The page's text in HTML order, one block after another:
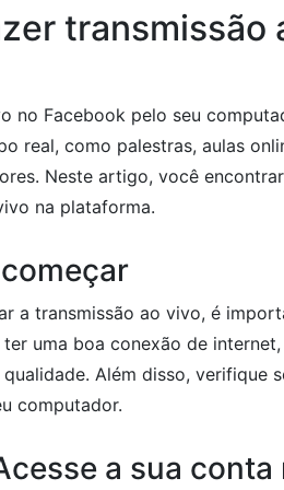
transmissão
no Facebook pelo seu
real, como palestras, aulas
Neste artigo, você
na plataforma.
a transmissão ao vivo, é
uma boa conexão de
Além disso, verifique
computador.
a sua